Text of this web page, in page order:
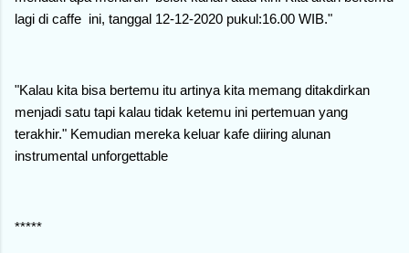
lagi di caffe ini, tanggal 12-12-2020 pukul:16.00 WIB."
"Kalau kita bisa bertemu itu artinya kita memang ditakdirkan
menjadi satu tapi kalau tidak ketemu ini pertemuan yang
terakhir." Kemudian mereka keluar kafe diiring alunan
instrumental unforgettable
*****